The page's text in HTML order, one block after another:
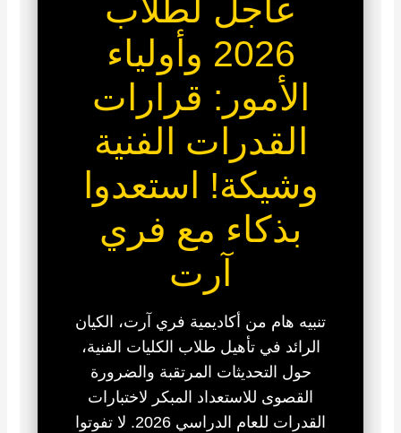
عاجل لطلاب
2026 وأولياء
الأمور: قرارات
القدرات الفنية
وشيكة! استعدوا
بذكاء مع فري
آرت
تنبيه هام من أكاديمية فري آرت، الكيان
الرائد في تأهيل طلاب الكليات الفنية،
حول التحديثات المرتقبة والضرورة
القصوى للاستعداد المبكر لاختبارات
القدرات للعام الدراسي 2026. لا تفوتوا